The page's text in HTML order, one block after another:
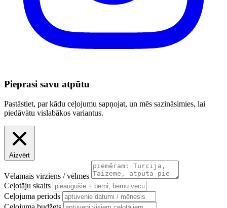
Pieprasi savu atpūtu
Pastāstiet, par kādu ceļojumu sapņojat, un mēs sazināsimies, lai
piedāvātu vislabākos variantus.
Aizvērt
Vēlamais virziens / vēlmes
Ceļotāju skaits
Ceļojuma periods